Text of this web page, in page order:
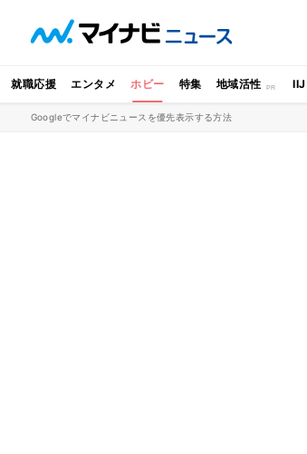
就職応援 エンタメ ホビー 特集 地域活性 IIJ
Googleでマイナビニュースを優先表示する方法